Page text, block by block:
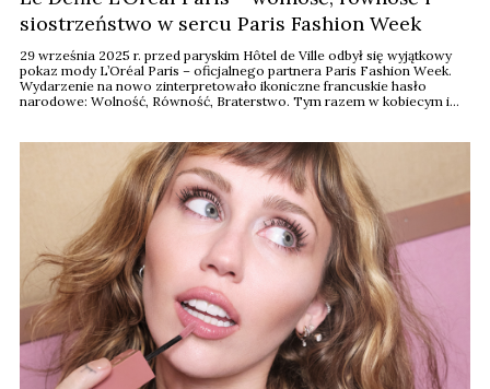
siostrzeństwo w sercu Paris Fashion Week
29 września 2025 r. przed paryskim Hôtel de Ville odbył się wyjątkowy
pokaz mody L’Oréal Paris – oficjalnego partnera Paris Fashion Week.
Wydarzenie na nowo zinterpretowało ikoniczne francuskie hasło
narodowe: Wolność, Równość, Braterstwo. Tym razem w kobiecym i
tego warta” – ...